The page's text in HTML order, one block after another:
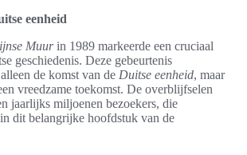
eenheid
Muurin 1989 markeerde een cruciaal
geschiedenis. Deze gebeurtenis
de komst van de Duitse eenheid, maar
vreedzame toekomst. De overblijfselen
jaarlijks miljoenen bezoekers, die
dit belangrijke hoofdstuk van de